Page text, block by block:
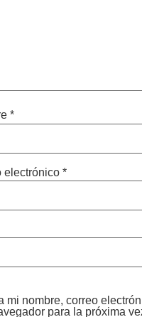
*
electrónico *
mi nombre, correo
para la próxima